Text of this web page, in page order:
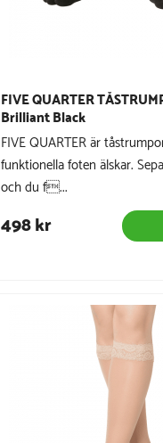
FIVE QUARTER
Brilliant Black
FIVE QUARTER är
funktionella foten älskar.
och du f...
498 kr